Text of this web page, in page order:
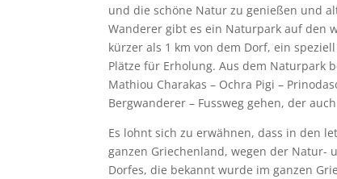
und die schöne Natur zu genießen und
Wanderer gibt es ein Naturpark auf den
kürzer als 1 km von dem Dorf, ein
Plätze für Erholung. Aus dem Naturpark
Mathiou Charakas – Ochra Pigi –
Bergwanderer – Fussweg gehen, der
Es lohnt sich zu erwähnen, dass in den
ganzen Griechenland, wegen der Natur-
Dorfes, die bekannt wurde im ganzen